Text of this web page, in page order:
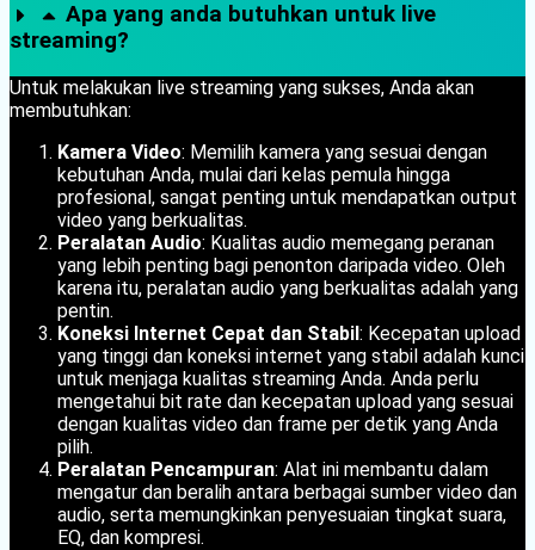
Apa yang anda butuhkan untuk live
streaming?
Untuk melakukan live streaming yang sukses, Anda akan
membutuhkan:
Kamera Video: Memilih kamera yang sesuai dengan
kebutuhan Anda, mulai dari kelas pemula hingga
profesional, sangat penting untuk mendapatkan output
video yang berkualitas.
Peralatan Audio: Kualitas audio memegang peranan
yang lebih penting bagi penonton daripada video. Oleh
karena itu, peralatan audio yang berkualitas adalah yang
pentin.
Koneksi Internet Cepat dan Stabil: Kecepatan upload
yang tinggi dan koneksi internet yang stabil adalah kunci
untuk menjaga kualitas streaming Anda. Anda perlu
mengetahui bit rate dan kecepatan upload yang sesuai
dengan kualitas video dan frame per detik yang Anda
pilih.
Peralatan Pencampuran: Alat ini membantu dalam
mengatur dan beralih antara berbagai sumber video dan
audio, serta memungkinkan penyesuaian tingkat suara,
EQ, dan kompresi.